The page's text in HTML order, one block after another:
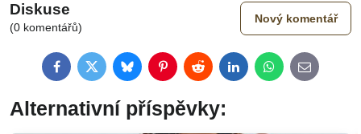
Diskuse
(0 komentářů)
Nový komentář
FacebookTwitterBlueskyPinterestRedditLinkedInWhatsApp
E-
mail
Alternativní příspěvky: